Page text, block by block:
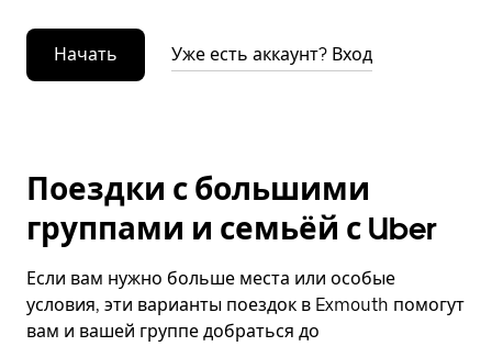
Начать Уже есть аккаунт? Вход
Поездки с большими
группами и семьёй с Uber
Если вам нужно больше места или особые
условия, эти варианты поездок в Exmouth помогут
вам и вашей группе добраться до